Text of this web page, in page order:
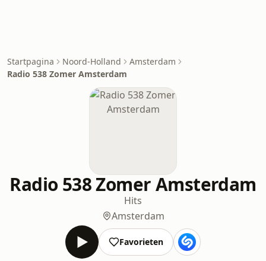
Startpagina Noord-Holland
Amsterdam
Radio 538 Zomer Amsterdam
Radio 538 Zomer Amsterdam
Hits
Amsterdam
Favorieten